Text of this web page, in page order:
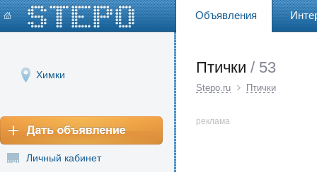
Объявления
Химки
Личный кабинет
Птички / 53
Stepo.ru Птички
реклама